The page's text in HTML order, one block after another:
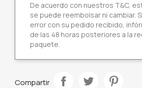
De acuerdo con nuestros T&C,
se puede reembolsar ni cambiar.
error con su pedido recibido,
de las 48 horas posteriores a la
paquete.
Compartir